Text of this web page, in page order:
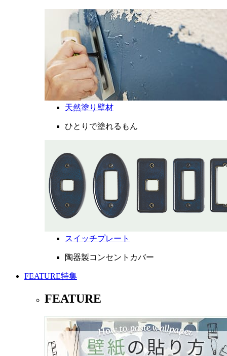
天然塗り壁材
ひとりで塗れるもん
スイッチプレート
陶器製コンセントカバー
FEATURE特集
FEATURE